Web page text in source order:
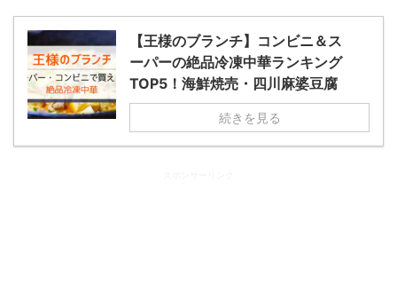
【王様のブランチ】コンビニ＆ス
ーパーの絶品冷凍中華ランキング
TOP5！海鮮焼売・四川麻婆豆腐
続きを見る